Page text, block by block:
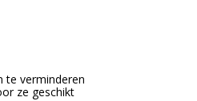
te verminderen
ze geschikt